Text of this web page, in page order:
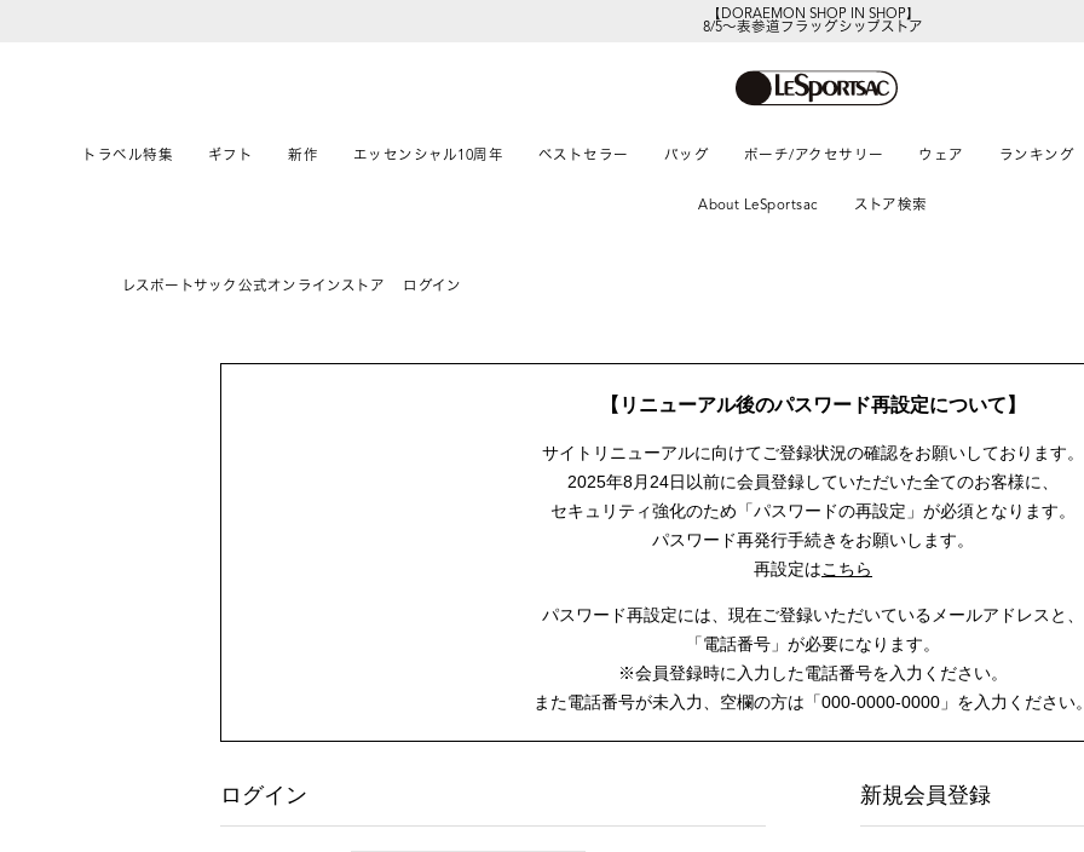
【DORAEMON SHOP IN SHOP】
8/5～表参道フラッグシップストア
トラベル特集 ギフト 新作 エッセンシャル10周年 ベストセラー バッグ ポーチ/アクセサリー ウェア ランキング
About LeSportsac ストア検索
レスポートサック公式オンラインストア ログイン
【リニューアル後のパスワード再設定について】
サイトリニューアルに向けてご登録状況の確認をお願いしております。
2025年8月24日以前に会員登録していただいた全てのお客様に、
セキュリティ強化のため「パスワードの再設定」が必須となります。
パスワード再発行手続きをお願いします。
再設定はこちら
パスワード再設定には、 現在ご登録いただいているメールアドレスと、
「電話番号」が必要になります。
※会員登録時に入力した電話番号を入力ください。
また電話番号が未入力、空欄の方は 「000-0000-0000」を入力ください。
ログイン 新規会員登録